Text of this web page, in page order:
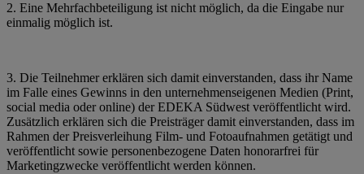
2. Eine Mehrfachbeteiligung ist nicht möglich, da die Eingabe nur
einmalig möglich ist.
3. Die Teilnehmer erklären sich damit einverstanden, dass ihr Name
im Falle eines Gewinns in den unternehmenseigenen Medien (Print,
social media oder online) der EDEKA Südwest veröffentlicht wird.
Zusätzlich erklären sich die Preisträger damit einverstanden, dass im
Rahmen der Preisverleihung Film- und Fotoaufnahmen getätigt und
veröffentlicht sowie personenbezogene Daten honorarfrei für
Marketingzwecke veröffentlicht werden können.